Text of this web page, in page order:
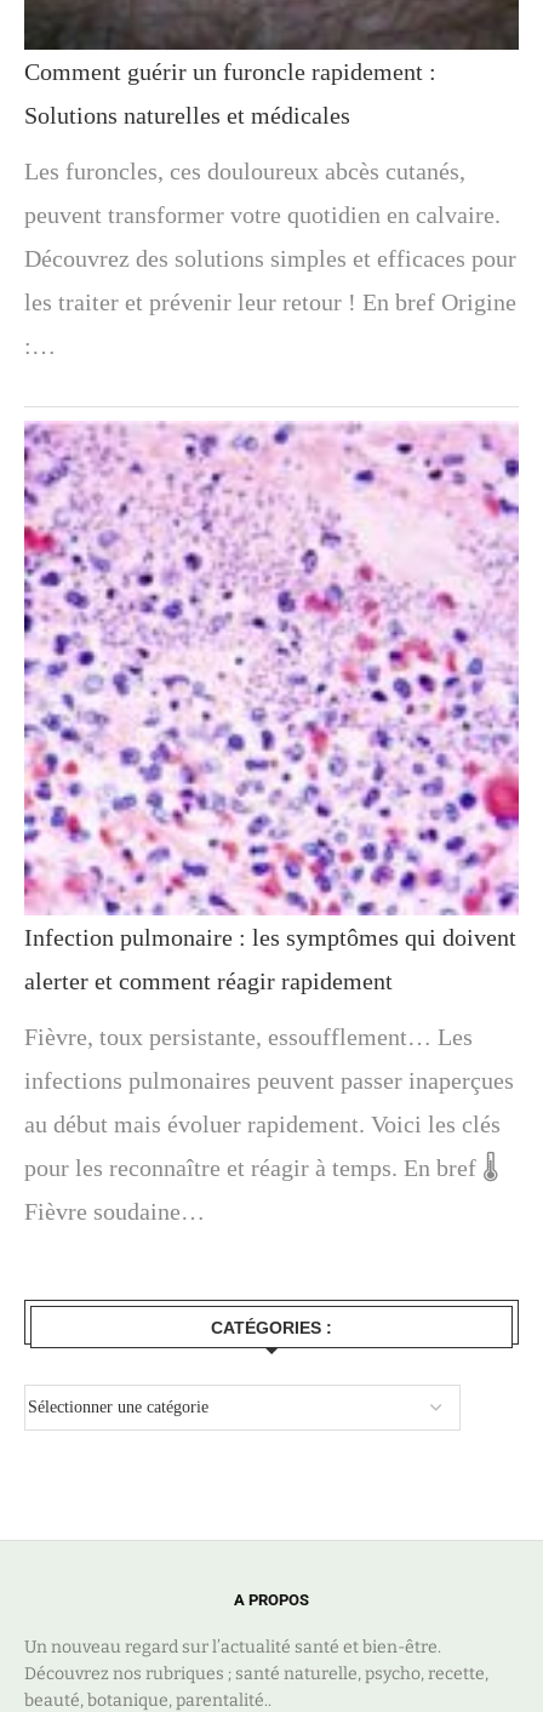
Comment guérir un furoncle rapidement :
Solutions naturelles et médicales
Les furoncles, ces douloureux abcès cutanés,
peuvent transformer votre quotidien en calvaire.
Découvrez des solutions simples et efficaces pour
les traiter et prévenir leur retour ! En bref Origine
:…
Infection pulmonaire : les symptômes qui doivent
alerter et comment réagir rapidement
Fièvre, toux persistante, essoufflement… Les
infections pulmonaires peuvent passer inaperçues
au début mais évoluer rapidement. Voici les clés
pour les reconnaître et réagir à temps. En bref 🌡️
Fièvre soudaine…
CATÉGORIES :
A PROPOS
Un nouveau regard sur l’actualité santé et bien-être.
Découvrez nos rubriques ; santé naturelle, psycho, recette,
beauté, botanique, parentalité..